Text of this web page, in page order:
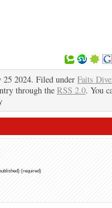
25 2024. Filed under Faits
through the RSS 2.0. You
(required)